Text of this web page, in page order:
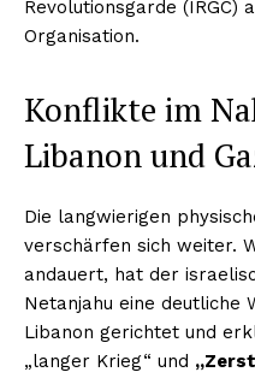
Revolutionsgarde (IRGC)
Organisation.
Konflikte im
Libanon und
Die langwierigen
verschärfen sich weiter.
andauert, hat der
Netanjahu eine deutliche
Libanon gerichtet und
„langer Krieg“ und